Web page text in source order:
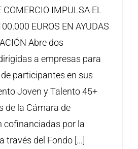
IMPULSA EL
EUROS EN AYUDAS
Abre dos
a empresas para
participantes en sus
Joven y Talento 45+
de la Cámara de
cofinanciadas por la
través del Fondo [...]